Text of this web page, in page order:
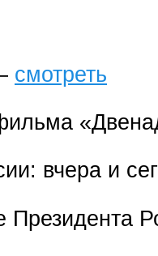
смотреть
вчера и
Президента